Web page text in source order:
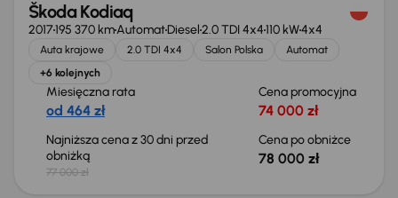
Škoda Kodiaq
2017195 370 kmAutomatDiesel2.0 TDI 4x4110 kW4x4
Auta krajowe 2.0 TDI 4x4 Salon Polska
Automat
+6 kolejnych
Miesięczna rata
od 464 zł
Cena promocyjna
74 000 zł
Najniższa cena z 30 dni przed
obniżką
77 000 zł
Cena po obniżce
78 000 zł
Taniej o 1 500 zł